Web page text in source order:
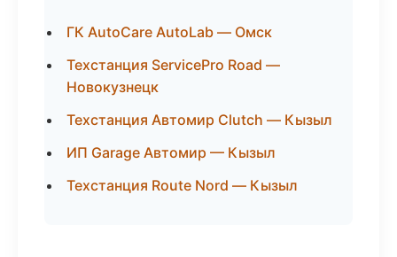
ГК AutoCare AutoLab — Омск
Техстанция ServicePro Road —
Новокузнецк
Техстанция Автомир Clutch — Кызыл
ИП Garage Автомир — Кызыл
Техстанция Route Nord — Кызыл